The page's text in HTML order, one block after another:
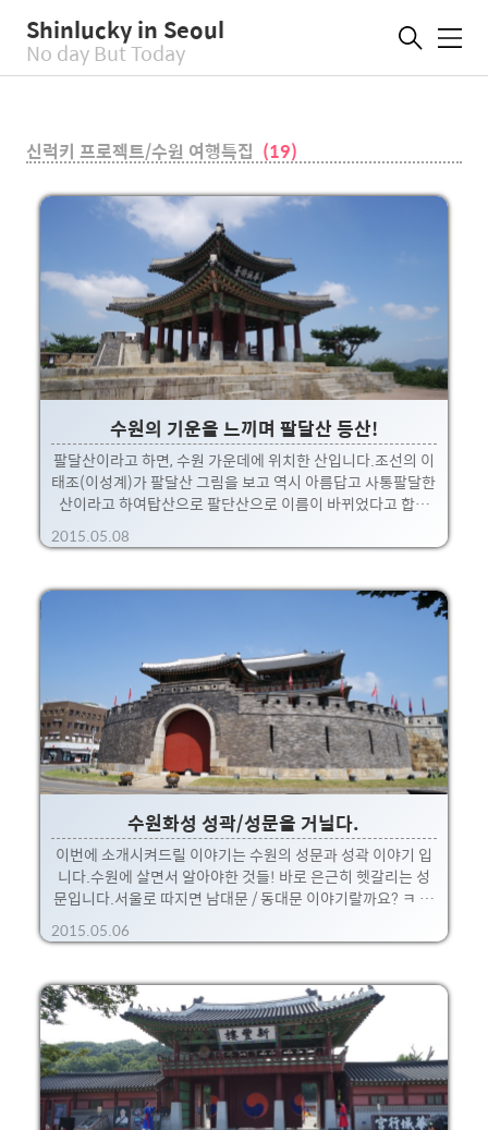
Shinlucky in Seoul
No day But Today 메
신럭키 프로젝트/수원 여행특집 (19)
수원의 기운을 느끼며 팔달산 등산!
팔달산이라고 하면, 수원 가운데에 위치한 산입니다.조선의 이
태조(이성계)가 팔달산 그림을 보고 역시 아름답고 사통팔달한
산이라고 하여탑산으로 팔단산으로 이름이 바뀌었다고 합니
다. 오늘은 이 팔달산에 대해 소개시켜드릴까 합니다.뭐, 산이
긴 한데 등산복까지 꼭 갖춰야할 필요는 없고 간단하게 정상까
하고,정상에 올라가면 화성행궁부터 수원의 중심이 한번에 쭈
욱 보이는 곳이죠. 힘들이지 않고 바람쐬러 가기에 좋은 곳 입
상인 서장대로 올라가고,화서문 쪽으로 내려와서, 장안문쪽으
로 걸아가는 코스를 추천!! 장안문쪽에서는 파전에 동동주를
먹는 것을 추천 ㅋ쌈밥집도 있습니다.~ 여기는 제가 좋아하는
뜰..
2015.05.08
수원화성 성곽/성문을 거닐다.
이번에 소개시켜드릴 이야기는 수원의 성문과 성곽 이야기 입
니다.수원에 살면서 알아야한 것들! 바로 은근히 헷갈리는 성
문입니다.서울로 따지면 남대문 / 동대문 이야기랄까요? ㅋ 수
원의 중심에 수원화성이 위치하고 있고,화성 중심으로 대문들
이 존재합니다. 북쪽에는 장안문남쪽에는 팔달문동쪽에는 창
있습니다.이중에서 가장 유명하고 사람들이 많이 지나가는 장
안문과 팔달문을 소개해 드립니다.그리고 기타 성벽이야기도
말이죠 :) 위키피디아에 올라온 대략의 사진을 보면 위와 같습
니다.왼쪽 아래가 팔달산이구요.화성행궁은 적당한 배산임수
의 지형에 위치하는 군요 ㅎㅎ. 다음 지도를 보면 대략 위와 같
습니다.창룡문쪽에는 전통활체험장 및 화성열차를 탈 수 있는
곳이 있고,팔..
2015.05.06